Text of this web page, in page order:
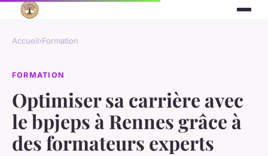
Accueil›Formation
FORMATION
Optimiser sa carrière avec
le bpjeps à Rennes grâce à
des formateurs experts